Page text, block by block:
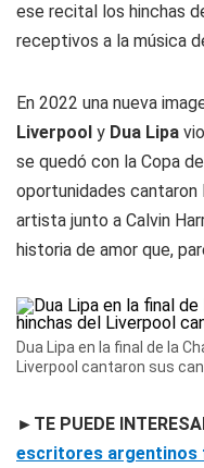
ese recital los hinchas
receptivos a la música
En 2022 una nueva
Liverpool y Dua Lipa
se quedó con la Copa
oportunidades cantaron
artista junto a Calvin
historia de amor que,
Dua Lipa en la final de la
Liverpool cantaron sus
►TE PUEDE
escritores argentinos